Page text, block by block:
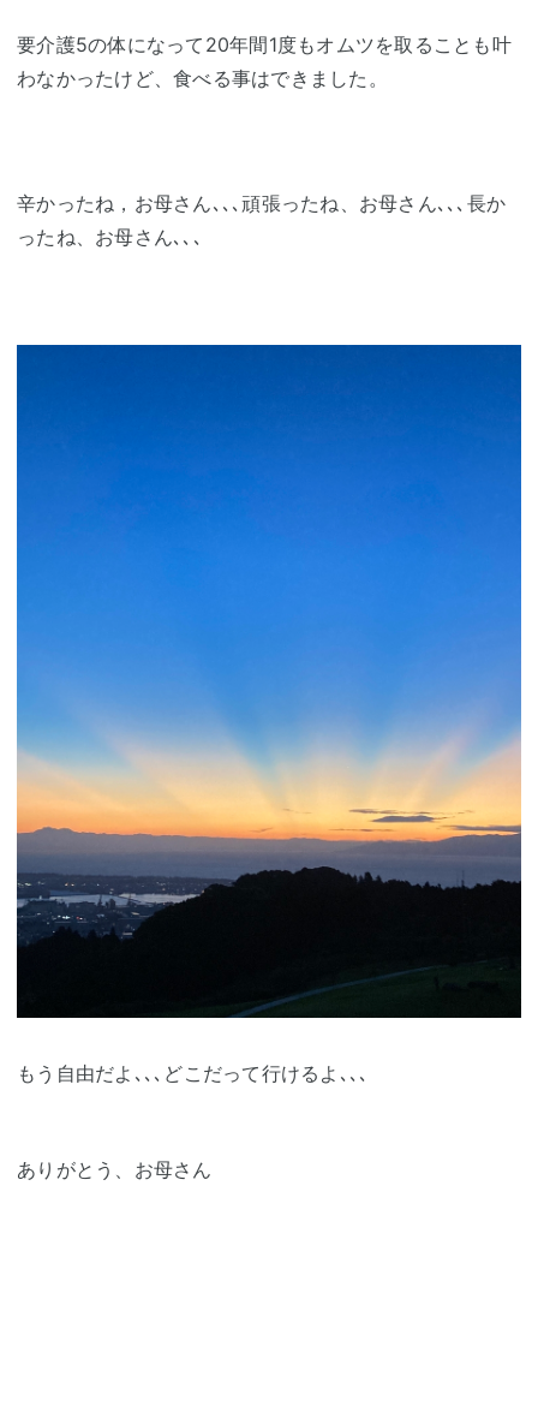
要介護5の体になって20年間1度もオムツを取ることも叶
わなかったけど、食べる事はできました。
辛かったね，お母さん､､､頑張ったね、お母さん､､､長か
ったね、お母さん､､､
もう自由だよ､､､どこだって行けるよ､､､
ありがとう、お母さん